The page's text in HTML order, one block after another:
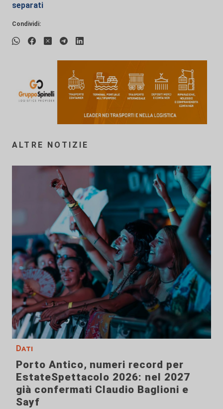
separati
Condividi:
ALTRE NOTIZIE
Dati
Porto Antico, numeri record per
EstateSpettacolo 2026: nel 2027
già confermati Claudio Baglioni e
Sayf